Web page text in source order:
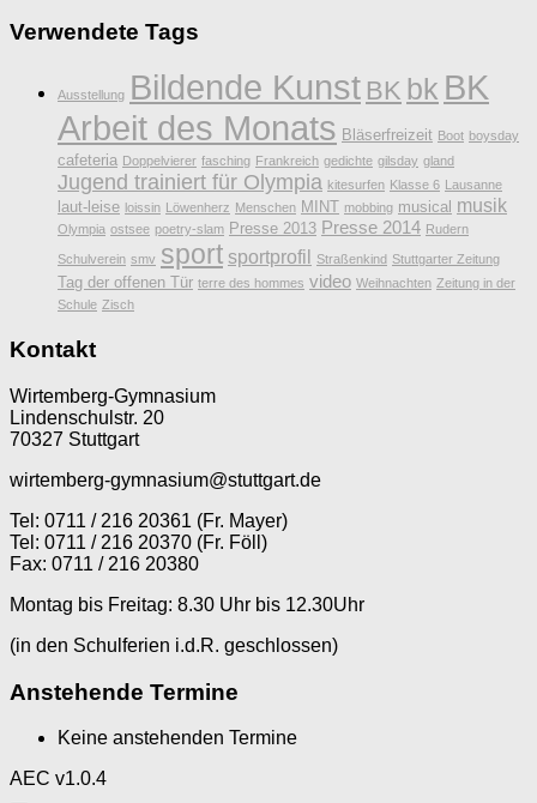
Verwendete Tags
Ausstellung Bildende Kunst BK bk BK
Arbeit des Monats Bläserfreizeit Boot boysday
cafeteria Doppelvierer fasching Frankreich gedichte gilsday gland
Jugend trainiert für Olympia kitesurfen Klasse 6 Lausanne
laut-leise loissin Löwenherz Menschen MINT mobbing musical musik
Olympia ostsee poetry-slam Presse 2013 Presse 2014 Rudern
Schulverein smv sport sportprofil Straßenkind Stuttgarter Zeitung
Tag der offenen Tür terre des hommes video Weihnachten Zeitung in der
Schule Zisch
Kontakt
Wirtemberg-Gymnasium
Lindenschulstr. 20
70327 Stuttgart
wirtemberg-gymnasium@stuttgart.de
Tel: 0711 / 216 20361 (Fr. Mayer)
Tel: 0711 / 216 20370 (Fr. Föll)
Fax: 0711 / 216 20380
Montag bis Freitag: 8.30 Uhr bis 12.30Uhr
(in den Schulferien i.d.R. geschlossen)
Anstehende Termine
Keine anstehenden Termine
AEC v1.0.4